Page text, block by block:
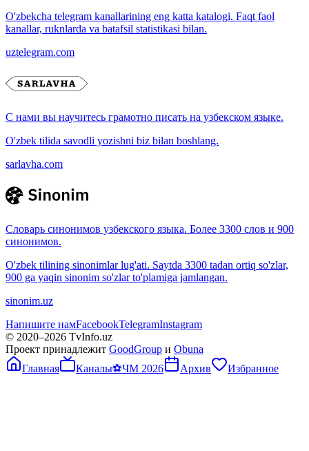
O'zbekcha telegram kanallarining eng katta katalogi. Faqt faol
kanallar, ruknlarda va batafsil statistikasi bilan.
uztelegram.com
С нами вы научитесь грамотно писать на узбекском языке.
O'zbek tilida savodli yozishni biz bilan boshlang.
sarlavha.com
Словарь синонимов узбекского языка. Более 3300 слов и 900
синонимов.
O'zbek tilining sinonimlar lug'ati. Saytda 3300 tadan ortiq so'zlar,
900 ga yaqin sinonim so'zlar to'plamiga jamlangan.
sinonim.uz
Напишите намFacebookTelegramInstagram
© 2020–2026 TvInfo.uz
Проект принадлежит GoodGroup и Obuna
Главная
Каналы⚽ЧМ 2026 Архив Избранное